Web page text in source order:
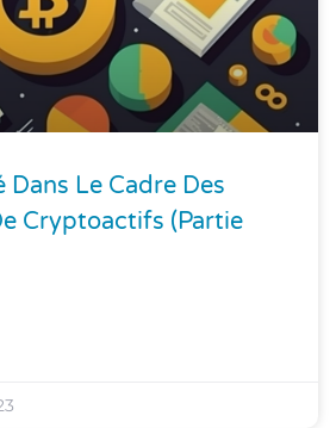
Dans Le Cadre Des
Cryptoactifs (partie